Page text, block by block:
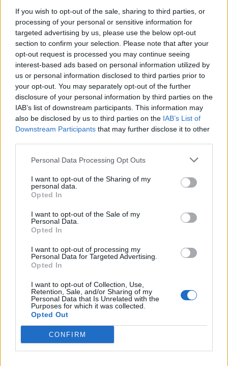
If you wish to opt-out of the sale, sharing to third parties, or
processing of your personal or sensitive information for
targeted advertising by us, please use the below opt-out
section to confirm your selection. Please note that after your
opt-out request is processed you may continue seeing
interest-based ads based on personal information utilized by
us or personal information disclosed to third parties prior to
your opt-out. You may separately opt-out of the further
disclosure of your personal information by third parties on the
IAB’s list of downstream participants. This information may
also be disclosed by us to third parties on the IAB’s List of
Downstream Participants that may further disclose it to other
Personal Data Processing Opt Outs
I want to opt-out of the Sharing of my
personal data.
Opted In
I want to opt-out of the Sale of my
Personal Data.
Opted In
I want to opt-out of processing my
Personal Data for Targeted Advertising.
Opted In
I want to opt-out of Collection, Use,
Retention, Sale, and/or Sharing of my
Personal Data that Is Unrelated with the
Purposes for which it was collected.
Opted Out
CONFIRM
Non gli basterà guardare solo alla
Costituzione formale. In ballo c'è l'unità del
Paese. La magistratura. Da sedici anni è il
dodicesimo uomo in campo contro
Berlusconi. Il 14 dicembre la Corte
Costituzionale boccerà il legittimo
impedimento (questo è il tam tam di Palazzo)
e la prospettiva del Cavaliere è quella di
beccarsi dai giudici di Milano una condanna
per il processo Mills con la pena accessoria
dell'interdizione dai pubblici uffici. La
sentenza sarà esecutiva solo con la
pronuncia della Cassazione, ma a quel punto
2011 avremo il botto dei botti. Nei mesi
precedenti, la sentenzona sul Cav alimenterà
elettorale, condizionerà il futuro governo e
ogni ipotesi di riforma condivisa. Tra un mese
dell'anno prossimo. Roba da fuoco
d'artiglieria pesante e cavalleria corazzata.
conclusione per gli italiani: si salvi chi può.